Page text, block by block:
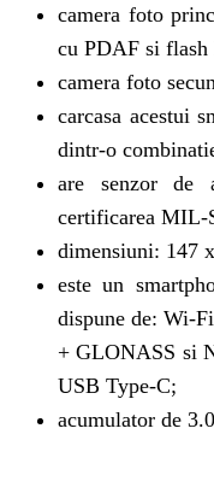
camera foto
cu PDAF si
camera foto
carcasa acestui
dintr-o
are senzor de
certificarea MIL-
dimensiuni: 147
este un
dispune de: Wi-
+ GLONASS si
USB Type-C;
acumulator de